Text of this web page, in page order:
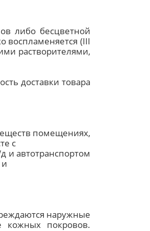
либо бесцветной
воспламеняется (III
растворителями,
доставки товара
помещениях,
с
и автотранспортом
наружные
кожных покровов.